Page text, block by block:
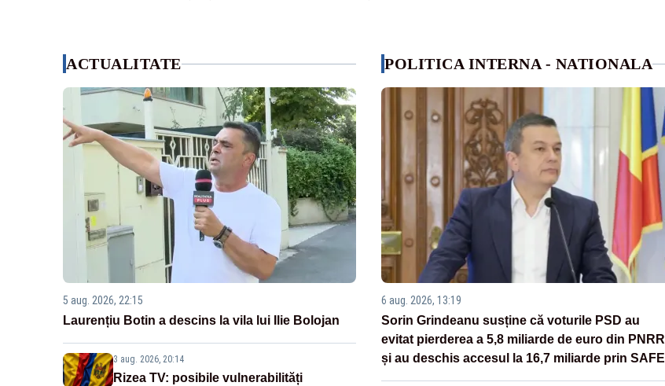
ACTUALITATE
5 aug. 2026, 22:15
Laurențiu Botin a descins la vila lui Ilie Bolojan
3 aug. 2026, 20:14
Rizea TV: posibile vulnerabilități
POLITICA INTERNA - NATIONALA
6 aug. 2026, 13:19
Sorin Grindeanu susține că voturile PSD au
evitat pierderea a 5,8 miliarde de euro din PNRR
și au deschis accesul la 16,7 miliarde prin SAFE